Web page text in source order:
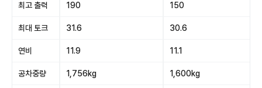
최고 출력 190 150
최대 토크 31.6 30.6
연비 11.9 11.1
공차중량 1,756kg 1,600kg